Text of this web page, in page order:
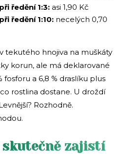
ředění 1:3: asi 1,90 Kč
ředění 1:10: necelých 0,70
tekutého hnojiva na muškáty
korun, ale má deklarované
fosforu a 6,8 % draslíku plus
rostlina dostane. U droždí
Rozhodně.
skutečně zajistí